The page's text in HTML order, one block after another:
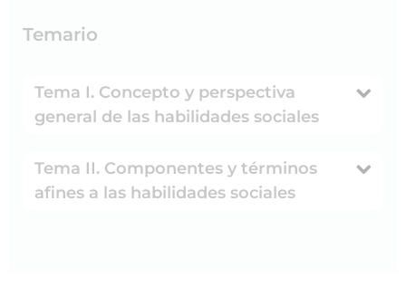
Temario
Tema I. Concepto y perspectiva
general de las habilidades sociales
Tema II. Componentes y términos
afines a las habilidades sociales